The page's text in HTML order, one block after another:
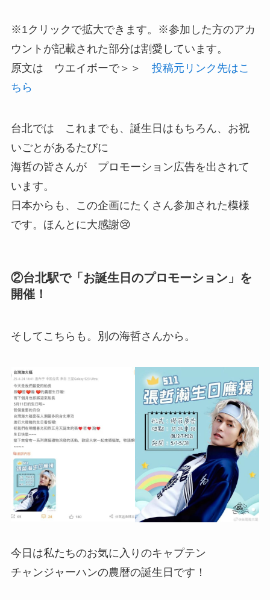
※1クリックで拡大できます。※参加した方のアカ
ウントが記載された部分は割愛しています。
原文は ウエイボーで＞＞ 投稿元リンク先はこ
ちら
台北では これまでも、誕生日はもちろん、お祝
いごとがあるたびに
海哲の皆さんが プロモーション広告を出されて
います。
日本からも、この企画にたくさん参加された模様
です。ほんとに大感謝😢
②台北駅で「お誕生日のプロモーション」を
開催！
そしてこちらも。別の海哲さんから。
今日は私たちのお気に入りのキャプテン
チャンジャーハンの農暦の誕生日です！